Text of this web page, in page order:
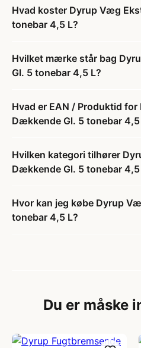
Hvad koster Dyrup Væg
tonebar 4,5 L?
Hvilket mærke står bag
Gl. 5 tonebar 4,5 L?
Hvad er EAN / Produktid
Dækkende Gl. 5 tonebar 4,5
Hvilken kategori tilhører
Dækkende Gl. 5 tonebar 4,5
Hvor kan jeg købe Dyrup
tonebar 4,5 L?
Du er måske